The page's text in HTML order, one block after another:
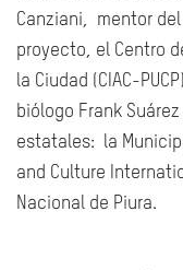
Canziani, mentor del
proyecto, el Centro
la Ciudad (CIAC-
biólogo Frank
estatales: la
and Culture
Nacional de Piura.